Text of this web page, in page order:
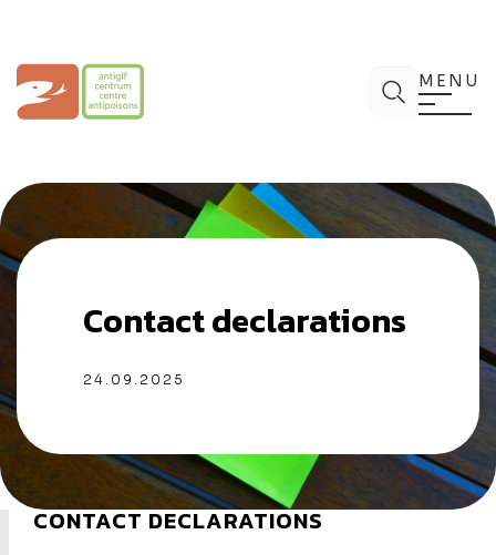
Centre Antipoisons Chercher
MENU
Contact declarations
24.09.2025
CONTACT DECLARATIONS